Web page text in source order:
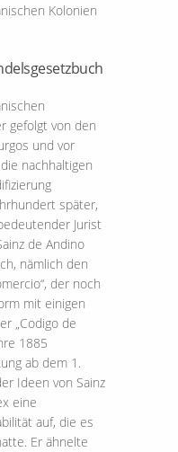
Kolonien
gefolgt von den
und vor
nachhaltigen
später,
Jurist
de Andino
nämlich den
der noch
mit einigen
„Codigo de
1885
ab dem 1.
Ideen von Sainz
eine
auf, die es
Er ähnelte